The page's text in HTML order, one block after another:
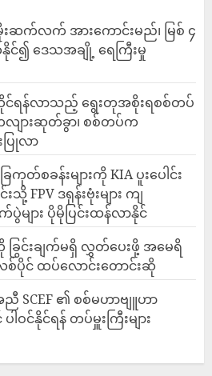
က်လက် အားကောင်းမည်၊ မြစ် ၄
င်၍ ဒေသအချို့ ရေကြီးမှု
င်ရန်လာသည့် ရွေးတုအစိုးရစစ်တပ်
ျားဆုတ်ခွာ၊ စစ်တပ်က
ပြုလာ
တ်စခန်းများကို KIA ပူးပေါင်း
FPV ဒရုန်းဗုံးများ ကျ
များ ပိုမိုပြင်းထန်လာနိုင်
ြွင်းချက်မရှိ လွှတ်ပေးဖို့ အမေရိ
ပိုင် ထပ်လောင်းတောင်းဆို
SCEF ၏ စစ်မဟာဗျူဟာ
ဝင်နိုင်ရန် တပ်မှူးကြီးများ